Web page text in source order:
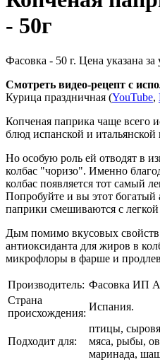
- 50г
Фасовка - 50 г. Цена указана за
Смотреть видео-рецепт с
Курица праздничная (YouTube,
Копченая паприка чаще всего
блюд испанской и итальянской
Но особую роль ей отводят в
колбас "чоризо". Именно
колбас появляется тот самый
Попробуйте и вы этот богатый
паприки смешиваются с
Дым помимо вкусовых
антиоксиданта для жиров в
микрофлоры в фарше и
Производитель: Фасовка ИП
Страна
происхождения:
Испания.
Подходит для:
птицы,
мяса, рыбы,
маринада,